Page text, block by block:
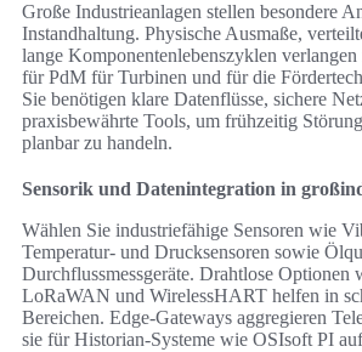
Große Industrieanlagen stellen besondere
Instandhaltung. Physische Ausmaße,
lange Komponentenlebenszyklen verlangen
für PdM für Turbinen und für die
Sie benötigen klare Datenflüsse, sichere
praxisbewährte Tools, um frühzeitig
planbar zu handeln.
Sensorik und Datenintegration in
Wählen Sie industriefähige Sensoren wie
Temperatur- und Drucksensoren sowie
Durchflussmessgeräte. Drahtlose Optionen
LoRaWAN und WirelessHART helfen in
Bereichen. Edge-Gateways aggregieren
sie für Historian-Systeme wie OSIsoft PI